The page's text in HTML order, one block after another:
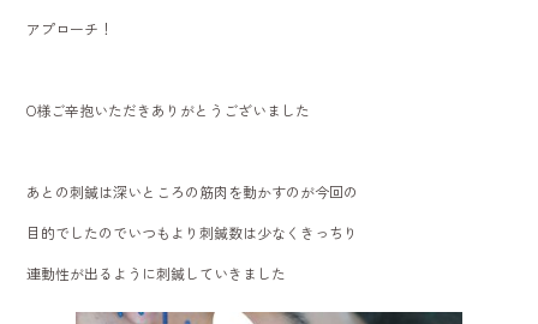
アプローチ！
O様ご辛抱いただきありがとうございました
あとの刺鍼は深いところの筋肉を動かすのが今回の
目的でしたのでいつもより刺鍼数は少なくきっちり
連動性が出るように刺鍼していきました